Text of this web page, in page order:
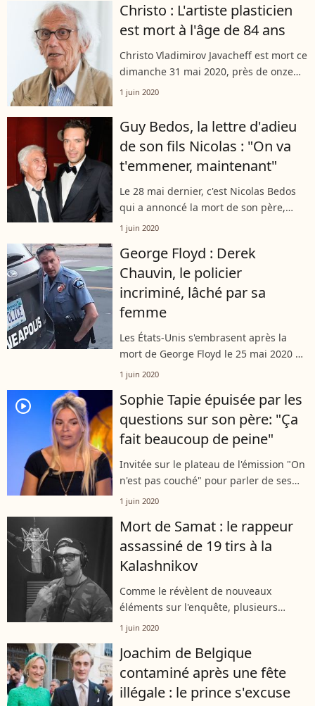
poids ou encore le soi-disant
snobisme...
Christo : L'artiste plasticien
est mort à l'âge de 84 ans
Christo Vladimirov Javacheff est mort ce
dimanche 31 mai 2020, près de onze
ans après son épouse Jeanne-Claude.
lui sera bientôt consacrée...
1 juin 2020
Guy Bedos, la lettre d'adieu
de son fils Nicolas : "On va
t'emmener, maintenant"
Le 28 mai dernier, c'est Nicolas Bedos
qui a annoncé la mort de son père,
l'humoriste Guy Bedos. Tout en
tiendront jeudi prochain à Paris, le
réalisateur...
1 juin 2020
George Floyd : Derek
Chauvin, le policier
incriminé, lâché par sa
femme
Les États-Unis s'embrasent après la
mort de George Floyd le 25 mai 2020 à
Minneapolis (Minnesota). Cet Afro-
enfants, est mort après l'arrestation...
1 juin 2020
player2
Sophie Tapie épuisée par les
questions sur son père: "Ça
fait beaucoup de peine"
Invitée sur le plateau de l'émission "On
n'est pas couché" pour parler de ses
chansons et de ses engagements,
question sur son père. La jeune
femme...
1 juin 2020
Mort de Samat : le rappeur
assassiné de 19 tirs à la
Kalashnikov
Comme le révèlent de nouveaux
éléments sur l'enquête, plusieurs
suspects dans l'assassinat de Samat
2020. Le rappeur français aurait
succombé...
1 juin 2020
Joachim de Belgique
contaminé après une fête
illégale : le prince s'excuse